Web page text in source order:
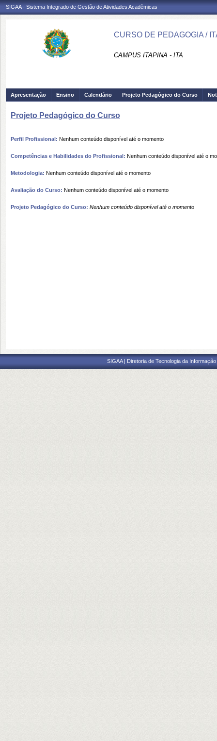
SIGAA - Sistema Integrado de Gestão de Atividades Acadêmicas
CURSO DE PEDAGOGIA /
CAMPUS ITAPINA - ITA
Apresentação Ensino Calendário Projeto Pedagógico do Curso
Projeto Pedagógico do Curso
Perfil Profissional: Nenhum conteúdo disponível até o momento
Competências e Habilidades do Profissional: Nenhum conteúdo disponível até o
Metodologia: Nenhum conteúdo disponível até o momento
Avaliação do Curso: Nenhum conteúdo disponível até o momento
Projeto Pedagógico do Curso: Nenhum conteúdo disponível até o momento
SIGAA | Diretoria de Tecnologia da